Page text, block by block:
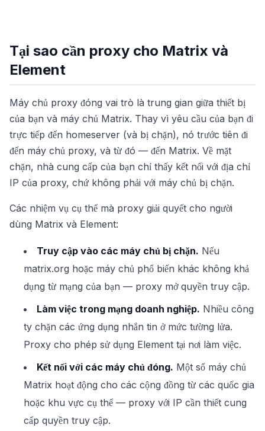
Tại sao cần proxy cho Matrix và
Element
Máy chủ proxy đóng vai trò là trung gian giữa thiết bị
của bạn và máy chủ Matrix. Thay vì yêu cầu của bạn đi
trực tiếp đến homeserver (và bị chặn), nó trước tiên đi
đến máy chủ proxy, và từ đó — đến Matrix. Về mặt
chặn, nhà cung cấp của bạn chỉ thấy kết nối với địa chỉ
IP của proxy, chứ không phải với máy chủ bị chặn.
Các nhiệm vụ cụ thể mà proxy giải quyết cho người
dùng Matrix và Element:
Truy cập vào các máy chủ bị chặn. Nếu
matrix.org hoặc máy chủ phổ biến khác không khả
dụng từ mạng của bạn — proxy mở quyền truy cập.
Làm việc trong mạng doanh nghiệp. Nhiều công
ty chặn các ứng dụng nhắn tin ở mức tường lửa.
Proxy cho phép sử dụng Element tại nơi làm việc.
Kết nối với các máy chủ đóng. Một số máy chủ
Matrix hoạt động cho các cộng đồng từ các quốc gia
hoặc khu vực cụ thể — proxy với IP cần thiết cung
cấp quyền truy cập.